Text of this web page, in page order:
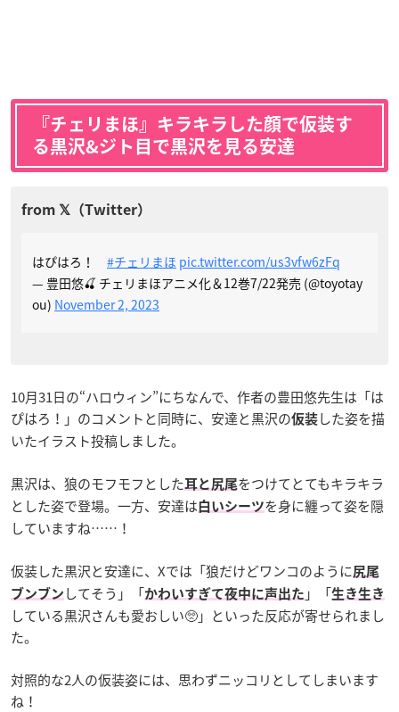
『チェリまほ』キラキラした顔で仮装す
る黒沢&ジト目で黒沢を見る安達
はぴはろ！ #チェリまほ pic.twitter.com/us3vfw6zFq
— 豊田悠🍒 チェリまほアニメ化＆12巻7/22発売 (@toyotay
ou) November 2, 2023
10月31日の“ハロウィン”にちなんで、作者の豊田悠先生は「は
ぴはろ！」のコメントと同時に、安達と黒沢の仮装 した姿を描
いたイラスト投稿しました。
黒沢は、狼のモフモフとした耳と尻尾をつけてとてもキラキラ
とした姿で登場。一方、安達は白いシーツを身に纏って姿を隠
していますね……！
仮装した黒沢と安達に、Xでは「狼だけどワンコのように尻尾
ブンブン してそう」「かわいすぎて夜中に声出た 」「生き生き
している黒沢さんも愛おしい🥺」といった反応が寄せられまし
た。
対照的な2人の仮装姿には、思わずニッコリとしてしまいます
ね！